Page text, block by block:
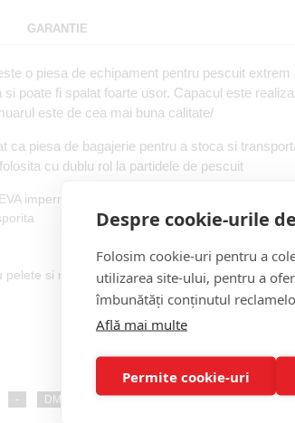
GARANTIE
o piesa de echipament pentru pescuit
poate fi spalat foarte usor. Capacul este
este de cea mai buna calitate/
ca piesa de bagajerie pentru a stoca si
cu dublu rol la partidele de pescuit
impermeabil
pelete si nada pescuit
- DMS Accesorii Visi Box Large
Despre cookie-urile
Folosim cookie-uri pentru a
utilizarea site-ului, pentru a
îmbunătăți conținutul
Află mai multe
Permite cookie-uri